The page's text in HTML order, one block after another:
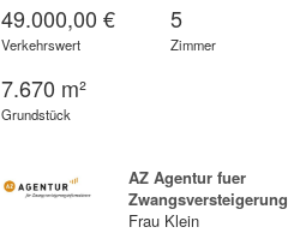
49.000,00 €
Verkehrswert
5
Zimmer
7.670 m²
Grundstück
AZ Agentur fuer
Frau Klein